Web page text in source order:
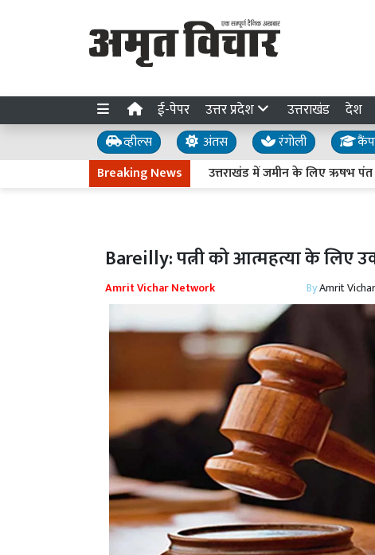
ई-पेपर उत्तर प्रदेश उत्तराखंड देश
व्हील्स अंतस रंगोली
Breaking Newsउत्तराखंड में जमीन के लिए ऋषभ पंत ने
Bareilly: पत्नी को आत्महत्या के लिए
Amrit Vichar Network ByAmrit Vichar